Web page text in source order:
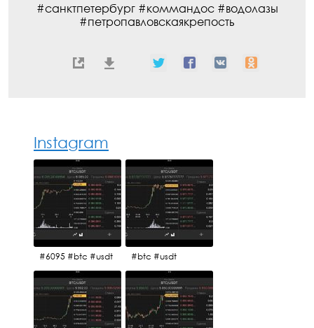
#санктпетербург #коммандос #водолазы
#петропавловскаякрепость
Instagram
#6095 #btc #usdt #btc #usdt